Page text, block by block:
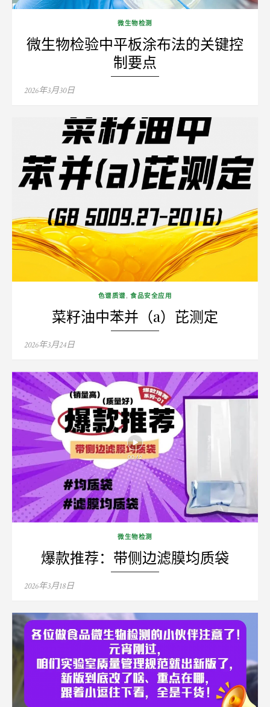
微生物检测
微生物检验中平板涂布法的关键控
制要点
Posted
2026年3月30日
色谱质谱, 食品安全应用
菜籽油中苯并（a）芘测定
Posted
2026年3月24日
微生物检测
爆款推荐：带侧边滤膜均质袋
Posted
2026年3月18日